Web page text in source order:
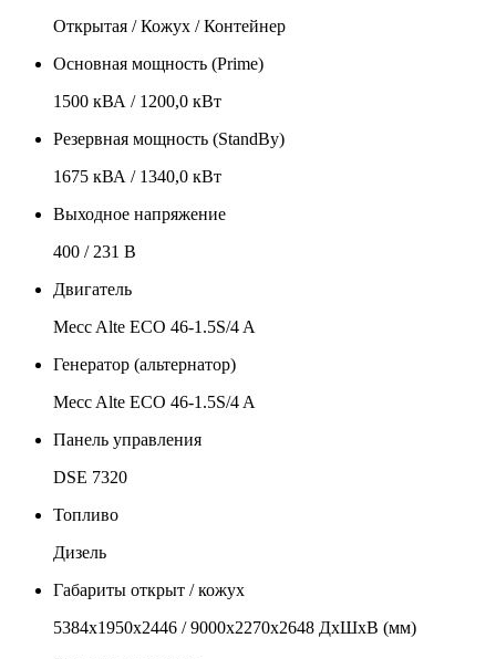
Открытая / Кожух / Контейнер
Основная мощность (Prime)
1500 кВА / 1200,0 кВт
Резервная мощность (StandBy)
1675 кВА / 1340,0 кВт
Выходное напряжение
400 / 231 В
Двигатель
Mecc Alte ECO 46-1.5S/4 A
Генератор (альтернатор)
Mecc Alte ECO 46-1.5S/4 A
Панель управления
DSE 7320
Топливо
Дизель
Габариты открыт / кожух
5384х1950х2446 / 9000х2270х2648 ДхШхВ (мм)